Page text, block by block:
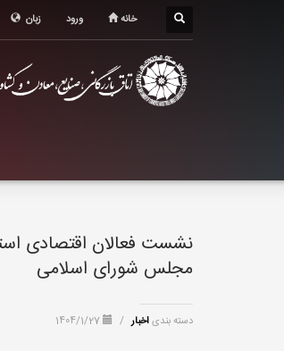
درباره اتاق
خدمات الکترونیک
معرفی استان
تشکل ها
ورود خانه زبان
نشست فعالان اقتصادی
مجلس شورای اسلامی
دسته بندیاخبار /